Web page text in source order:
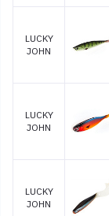
LUCKY
JOHN
LUCKY
JOHN
LUCKY
JOHN